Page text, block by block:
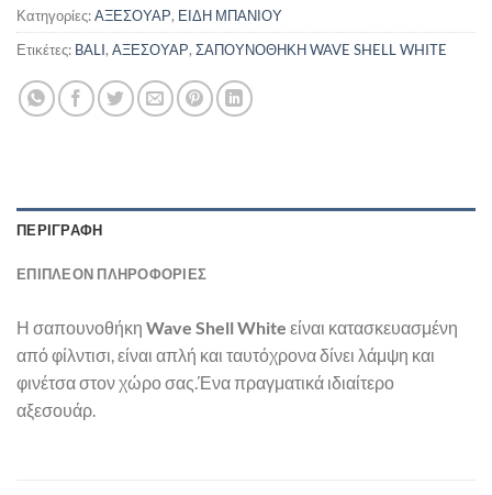
Κατηγορίες:ΑΞΕΣΟΥΑΡ, ΕΙΔΗ ΜΠΑΝΙΟΥ
Ετικέτες: BALI, ΑΞΕΣΟΥΑΡ, ΣΑΠΟΥΝΟΘΗΚΗ WAVE SHELL WHITE
ΠΕΡΙΓΡΑΦΉ
ΕΠΙΠΛΈΟΝ ΠΛΗΡΟΦΟΡΊΕΣ
Η σαπουνοθήκη Wave Shell White είναι κατασκευασμένη
από φίλντισι, είναι απλή και ταυτόχρονα δίνει λάμψη και
φινέτσα στον χώρο σας.Ένα πραγματικά ιδιαίτερο
αξεσουάρ.